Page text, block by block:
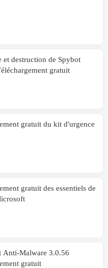
et destruction de Spybot
gratuit
gratuit du kit d'urgence
gratuit des essentiels de
Anti-Malware 3.0.56
gratuit